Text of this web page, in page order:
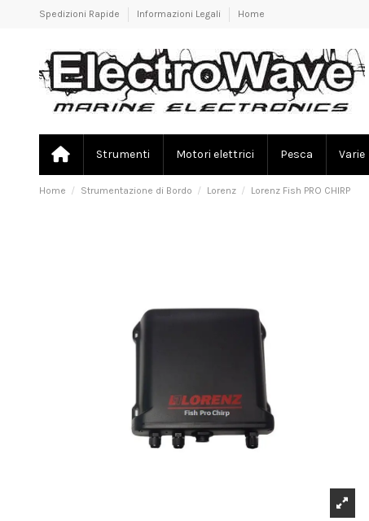
Spedizioni Rapide Informazioni Legali Home
Strumenti Motori elettrici Pesca Varie
Home Strumentazione di Bordo Lorenz Lorenz Fish PRO CHIRP